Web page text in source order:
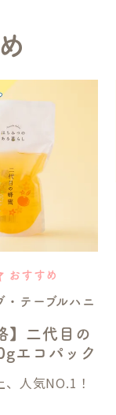
おすすめ
・テーブルハニ
】二代目の
エコパック
人気NO.1！